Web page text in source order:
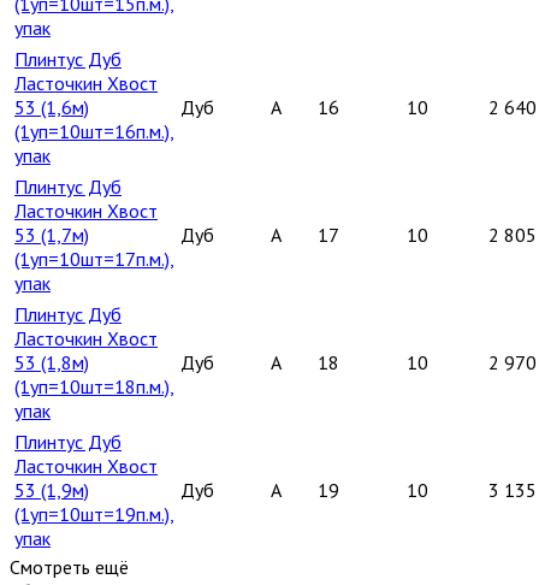
упак
Плинтус Дуб
Ласточкин Хвост
53 (1,6м)
(1уп=10шт=16п.м.),
упак
Дуб A 16 10 2 640
Плинтус Дуб
Ласточкин Хвост
53 (1,7м)
(1уп=10шт=17п.м.),
упак
Дуб A 17 10 2 805
Плинтус Дуб
Ласточкин Хвост
53 (1,8м)
(1уп=10шт=18п.м.),
упак
Дуб A 18 10 2 970
Плинтус Дуб
Ласточкин Хвост
53 (1,9м)
(1уп=10шт=19п.м.),
упак
Дуб A 19 10 3 135
Смотреть ещё